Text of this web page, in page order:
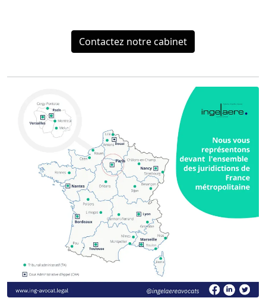
Contactez notre cabinet